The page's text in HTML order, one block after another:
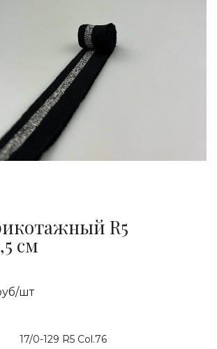
R5
см
шт
17/0-129 R5 Col.76